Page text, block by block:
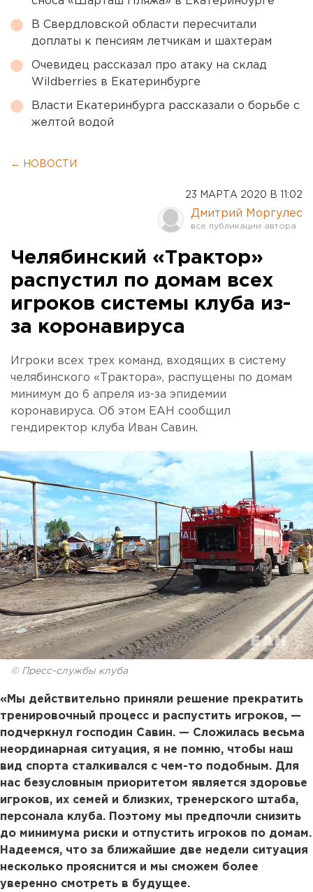
В Свердловской области пересчитали
доплаты к пенсиям летчикам и шахтерам
Очевидец рассказал про атаку на склад
Wildberries в Екатеринбурге
Власти Екатеринбурга рассказали о борьбе с
желтой водой
← НОВОСТИ
23 МАРТА 2020 В 11:02
Дмитрий Моргулес
Челябинский «Трактор»
распустил по домам всех
игроков системы клуба из-
за коронавируса
Игроки всех трех команд, входящих в систему
челябинского «Трактора», распущены по домам
минимум до 6 апреля из-за эпидемии
коронавируса. Об этом ЕАН сообщил
гендиректор клуба Иван Савин.
© Пресс-службы клуба
«Мы действительно приняли решение прекратить
тренировочный процесс и распустить игроков, —
подчеркнул господин Савин. — Сложилась весьма
неординарная ситуация, я не помню, чтобы наш
вид спорта сталкивался с чем-то подобным. Для
нас безусловным приоритетом является здоровье
игроков, их семей и близких, тренерского штаба,
персонала клуба. Поэтому мы предпочли снизить
до минимума риски и отпустить игроков по домам.
Надеемся, что за ближайшие две недели ситуация
несколько прояснится и мы сможем более
уверенно смотреть в будущее.